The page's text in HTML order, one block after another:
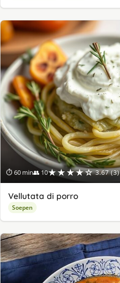
⏱ 60 min👥 10★★★★☆ 3.67 (3)
Vellutata di porro
Soepen